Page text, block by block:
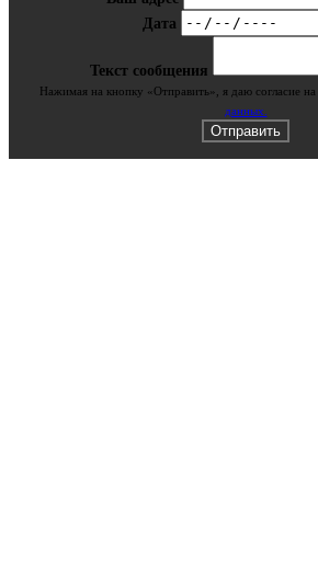
Дата
Текст сообщения
Нажимая на кнопку «Отправить», я даю cогласие на
данных.